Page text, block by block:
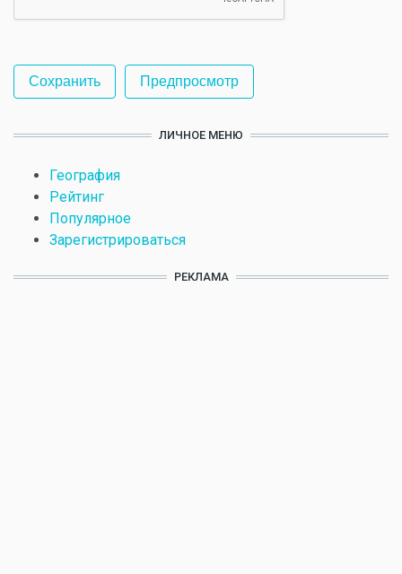
ЛИЧНОЕ МЕНЮ
География
Рейтинг
Популярное
Зарегистрироваться
РЕКЛАМА